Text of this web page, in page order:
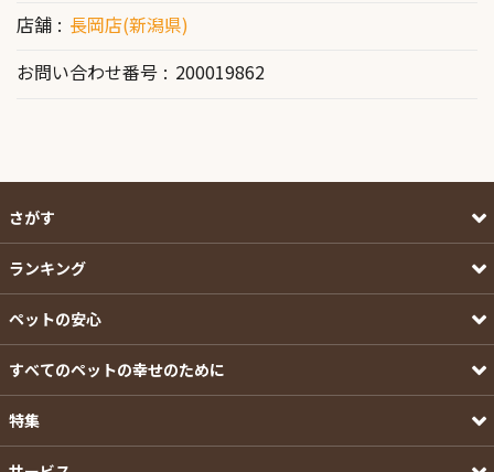
店舗
長岡店(新潟県)
お問い合わせ番号
200019862
さがす
ランキング
ペットの安心
すべてのペットの幸せのために
特集